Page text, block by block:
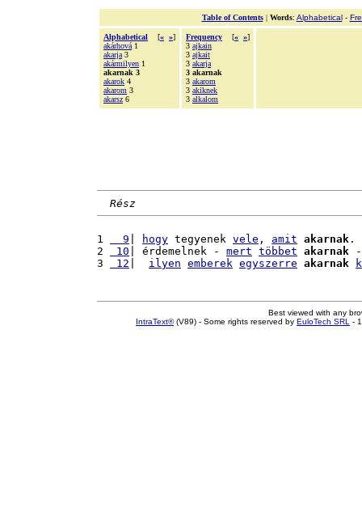
Table of Contents| Words: Alphabetical-
Alphabetical [« »]
akárhová 1
akarja 3
akármilyen 1
akarnak 3
akarok 4
akarom 3
akarsz 6
Frequency [« »]
3 ajkain
3 ajkait
3 akarja
3 akarnak
3 akarom
3 akiknek
3 alkalom
Rész
1
  9
hogy tegyenek vele , amit akarnak .
2
10 | érdemelnek - mert többet akarnak
3
12 ilyen emberek egyszerre akarnak
Best viewed with any
IntraText®(V89) - Some rights reserved by EuloTech SRL -